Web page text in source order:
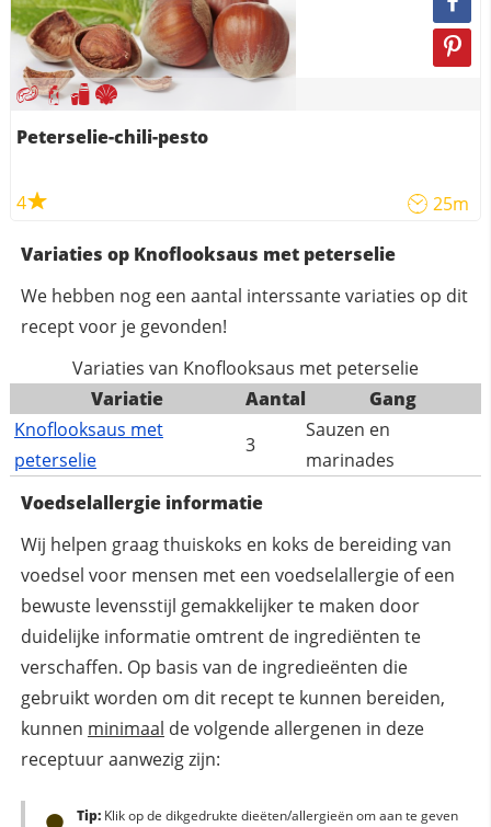
Peterselie-chili-pesto
4 25m
Variaties op Knoflooksaus met peterselie
We hebben nog een aantal interssante variaties op dit
recept voor je gevonden!
Variaties van Knoflooksaus met peterselie
Variatie
Aantal
Gang
Knoflooksaus met
peterselie
3
Sauzen en
marinades
Voedselallergie informatie
Wij helpen graag thuiskoks en koks de bereiding van
voedsel voor mensen met een voedselallergie of een
bewuste levensstijl gemakkelijker te maken door
duidelijke informatie omtrent de ingrediënten te
verschaffen. Op basis van de ingredieënten die
gebruikt worden om dit recept te kunnen bereiden,
kunnen minimaal de volgende allergenen in deze
receptuur aanwezig zijn:
Tip:Klik op de dikgedrukte dieëten/allergieën om aan te geven